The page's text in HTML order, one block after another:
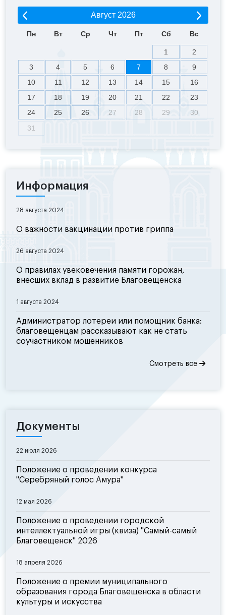
Август 2026
Пн Вт Ср Чт Пт Сб Вс
1
2
3
4 5 6 7 8
9
10
11 12 13 14 15
16
17
18 19 20 21 22
23
24
25 26 27 28 29
30
31
Информация
28 августа 2024
О важности вакцинации против гриппа
26 августа 2024
О правилах увековечения памяти горожан,
внесших вклад в развитие Благовещенска
1 августа 2024
Администратор лотереи или помощник банка:
благовещенцам рассказывают как не стать
соучастником мошенников
Смотреть все
Документы
22 июля 2026
Положение о проведении конкурса
"Серебряный голос Амура"
12 мая 2026
Положение о проведении городской
интеллектуальной игры (квиза) "Самый-самый
Благовещенск" 2026
18 апреля 2026
Положение о премии муниципального
образования города Благовещенска в области
культуры и искусства